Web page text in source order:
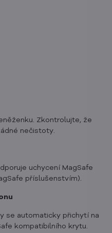
Zkontrolujte, že
nečistoty.
uchycení MagSafe
příslušenstvím).
se automaticky přichytí na
kompatibilního krytu.